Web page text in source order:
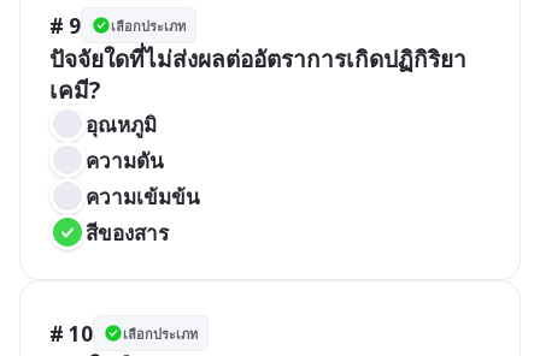
# 9 เลือกประเภท
ปัจจัยใดที่ไม่ส่งผลต่ออัตราการเกิดปฏิกิริยา
เคมี?
อุณหภูมิ
ความดัน
ความเข้มข้น
สีของสาร
# 10 เลือกประเภท